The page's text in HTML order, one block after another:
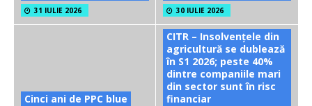
31 IULIE 2026 30 IULIE 2026
Cinci ani de PPC blue
CITR – Insolvențele din
agricultură se dublează
în S1 2026; peste 40%
dintre companiile mari
din sector sunt în risc
financiar